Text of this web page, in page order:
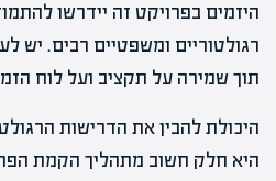
היזמים בפרויקט זה יידרשו
רגולטוריים ומשפטיים רבים. יש
תוך שמירה על תקציב ועל לוח
היכולת להבין את הדרישות
היא חלק חשוב מתהליך הקמת